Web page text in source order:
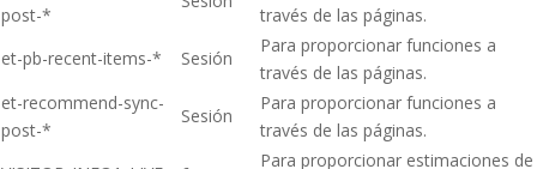
post-*
través de las páginas.
et-pb-recent-items-*
Sesión
Para proporcionar funciones a
través de las páginas.
et-recommend-sync-
post-*
Sesión
Para proporcionar funciones a
través de las páginas.
Para proporcionar estimaciones de